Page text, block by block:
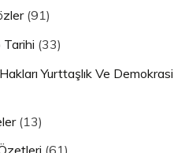
(91)
Tarihi (33)
Yurttaşlık Ve Demokrasi
(13)